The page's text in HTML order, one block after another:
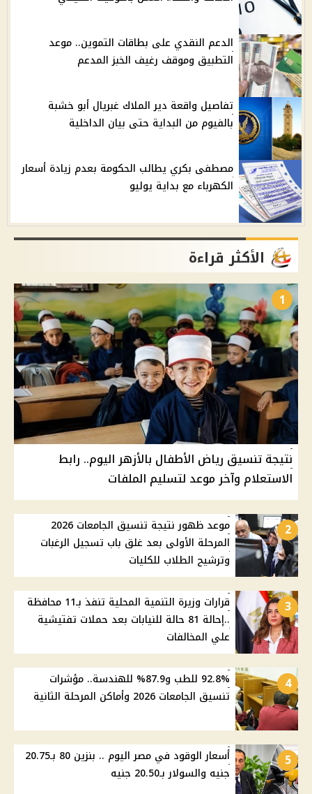
الدعم النقدي على بطاقات التموين.. موعد
التطبيق وموقف رغيف الخبز المدعم
تفاصيل واقعة دير الملاك غبريال أبو خشبة
بالفيوم من البداية حتى بيان الداخلية
مصطفى بكري يطالب الحكومة بعدم زيادة أسعار
الكهرباء مع بداية يوليو
الأكثر قراءة
1
نتيجة تنسيق رياض الأطفال بالأزهر اليوم.. رابط
الاستعلام وآخر موعد لتسليم الملفات
2
موعد ظهور نتيجة تنسيق الجامعات 2026
المرحلة الأولى بعد غلق باب تسجيل الرغبات
وترشيح الطلاب للكليات
3
قرارات وزيرة التنمية المحلية تنفذ بـ11 محافظة
..إحالة 81 حالة للنيابات بعد حملات تفتيشية
علي المخالفات
4
92.8% للطب و87.9% للهندسة.. مؤشرات
تنسيق الجامعات 2026 وأماكن المرحلة الثانية
5
أسعار الوقود في مصر اليوم .. بنزين 80 بـ20.75
جنيه والسولار بـ20.50 جنيه